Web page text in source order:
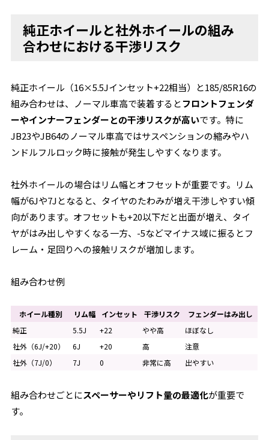
純正ホイールと社外ホイールの組み
合わせにおける干渉リスク
純正ホイール（16×5.5Jインセット+22相当）と185/85R16の
組み合わせは、ノーマル車高で装着するとフロントフェンダ
ーやインナーフェンダーとの干渉リスクが高いです。特に
JB23やJB64のノーマル車高ではサスペンションの縮みやハ
ンドルフルロック時に接触が発生しやすくなります。
社外ホイールの場合はリム幅とオフセットが重要です。リム
幅が6Jや7Jとなると、タイヤのたわみが増え干渉しやすい傾
向があります。オフセットも+20以下だと出面が増え、タイ
ヤがはみ出しやすくなる一方、-5などマイナス域に振るとフ
レーム・足回りへの接触リスクが増加します。
組み合わせ例
ホイール種別 リム幅 インセット 干渉リスク
フェンダーはみ出し
純正
5.5J +22 やや高
ほぼなし
社外（6J/+20）
6J +20 高
注意
社外（7J/0）
7J 0 非常に高 出やすい
組み合わせごとにスペーサーやリフト量の最適化が重要で
す。